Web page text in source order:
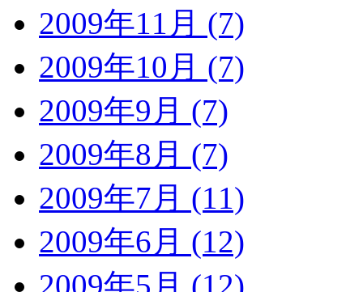
2009年11月 (7)
2009年10月 (7)
2009年9月 (7)
2009年8月 (7)
2009年7月 (11)
2009年6月 (12)